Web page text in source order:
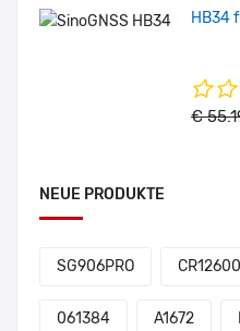
HB34
€
NEUE PRODUKTE
SG906PRO
061384 A1672